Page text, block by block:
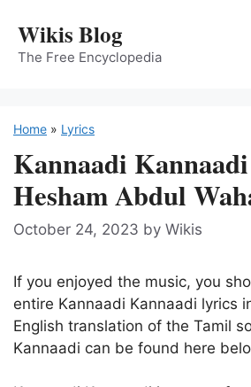
content
Wikis Blog
The Free Encyclopedia
Home » Lyrics
Kannaadi
Hesham Abdul
October 24, 2023 by Wikis
If you enjoyed the music, you
entire Kannaadi Kannaadi lyrics
English translation of the Tamil
Kannaadi can be found here